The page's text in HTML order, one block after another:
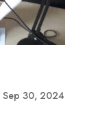
Sep 30, 2024